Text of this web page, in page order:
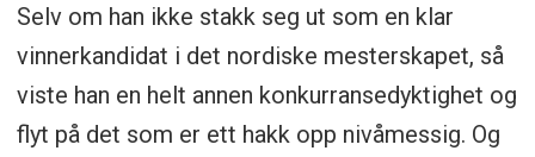
Selv om han ikke stakk seg ut som en klar
vinnerkandidat i det nordiske mesterskapet, så
viste han en helt annen konkurransedyktighet og
flyt på det som er ett hakk opp nivåmessig. Og